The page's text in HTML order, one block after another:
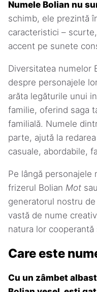
Numele Bolian nu
schimb, ele prezintă
caracteristici –
accent pe sunete
Diversitatea numelor
despre personajele
arăta legăturile unui
familie, oferind saga
familială. Numele
parte, ajută la
casuale, abordabile,
Pe lângă personajele
frizerul Bolian Mot
generatorul nostru
vastă de nume
natura lor cooperantă
Care este
Cu un zâmbet